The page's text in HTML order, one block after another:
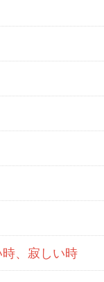
、寂しい時